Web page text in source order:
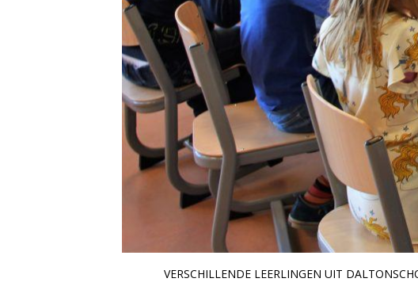
VERSCHILLENDE LEERLINGEN UIT